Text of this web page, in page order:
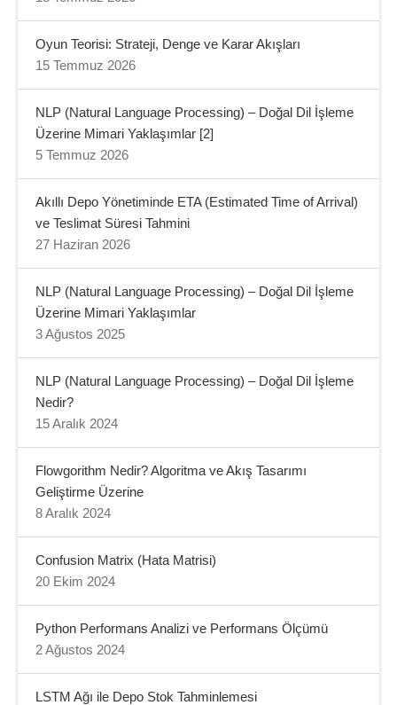
Oyun Teorisi: Strateji, Denge ve Karar Akışları
15 Temmuz 2026
NLP (Natural Language Processing) – Doğal Dil İşleme
Üzerine Mimari Yaklaşımlar [2]
5 Temmuz 2026
Akıllı Depo Yönetiminde ETA (Estimated Time of Arrival)
ve Teslimat Süresi Tahmini
27 Haziran 2026
NLP (Natural Language Processing) – Doğal Dil İşleme
Üzerine Mimari Yaklaşımlar
3 Ağustos 2025
NLP (Natural Language Processing) – Doğal Dil İşleme
Nedir?
15 Aralık 2024
Flowgorithm Nedir? Algoritma ve Akış Tasarımı
Geliştirme Üzerine
8 Aralık 2024
Confusion Matrix (Hata Matrisi)
20 Ekim 2024
Python Performans Analizi ve Performans Ölçümü
2 Ağustos 2024
LSTM Ağı ile Depo Stok Tahminlemesi